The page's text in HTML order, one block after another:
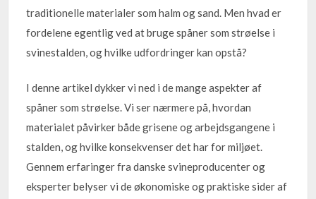
traditionelle materialer som halm og sand. Men hvad er
fordelene egentlig ved at bruge spåner som strøelse i
svinestalden, og hvilke udfordringer kan opstå?
I denne artikel dykker vi ned i de mange aspekter af
spåner som strøelse. Vi ser nærmere på, hvordan
materialet påvirker både grisene og arbejdsgangene i
stalden, og hvilke konsekvenser det har for miljøet.
Gennem erfaringer fra danske svineproducenter og
eksperter belyser vi de økonomiske og praktiske sider af